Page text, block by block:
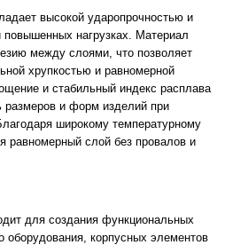
высокой ударопрочностью и
нагрузках. Материал
между слоями, что позволяет
хрупкостью и равномерной
и стабильный индекс расплава
размеров и форм изделий при
широкому температурному
равномерный слой без провалов и
для создания функциональных
оборудования, корпусных элементов